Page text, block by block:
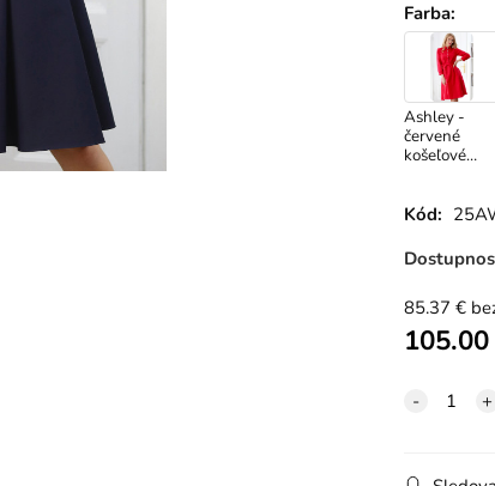
Farba:
Ashley -
červené
košeľové
Kód:
85.37 €
105.00